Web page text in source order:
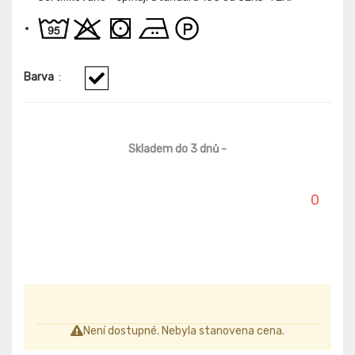
Barva :
Skladem do 3 dnů -
0
Není dostupné. Nebyla stanovena cena.